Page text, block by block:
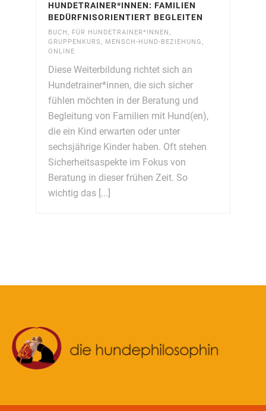
HUNDETRAINER*INNEN: FAMILIEN
BEDÜRFNISORIENTIERT BEGLEITEN
BUCH, FÜR HUNDETRAINER*INNEN,
GRUPPENKURS, MENSCH-HUND-BEZIEHUNG,
ONLINE
Diese Weiterbildung richtet sich an
Hundetrainer*innen, die sich sicher
fühlen möchten in der Beratung und
Begleitung von Familien mit Hund(en),
die ein Kind erwarten oder unter
sechsjährige Kinder haben. Oft stehen
Sicherheitsaspekte im Fokus von
Beratung in dieser frühen Zeit. So
wichtig das [...]